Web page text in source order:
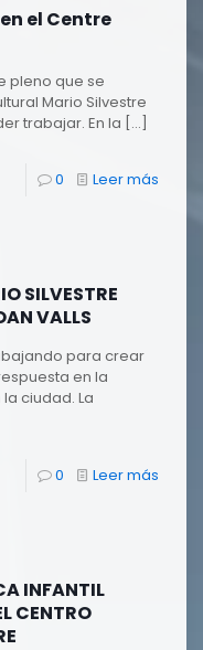
el Centre
pleno que se
Mario Silvestre
trabajar. En la […]
0 Leer más
SILVESTRE
VALLS
para crear
en la
ciudad. La
0 Leer más
INFANTIL
CENTRO